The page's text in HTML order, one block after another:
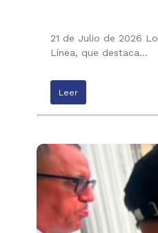
21 de Julio de 2026
Línea, que destaca…
Leer